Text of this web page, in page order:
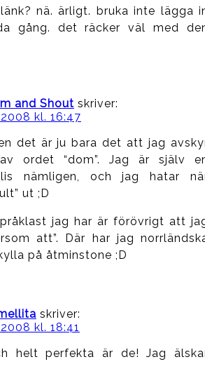
nä. ärligt. bruka inte lägga
gång. det räcker väl med
and Shout skriver:
kl. 16:47
det är ju bara det att jag
ordet “dom”. Jag är själv
nämligen, och jag hatar
ut ;D
jag har är förövrigt att
att”. Där har jag
på åtminstone ;D
skriver:
kl. 18:41
helt perfekta är de! Jag